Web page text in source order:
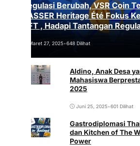
Regulasi Berubah, VSR Coin
VASSER Heritage Été Fokus
NFT , Hadapi Tantangan
Maret 27, 2025•648 Dilihat
Aldino, Anak Desa
Mahasiswa
2025
Juni 25, 2025•601 Dilihat
Gastrodiplomasi
dan Kitchen of The
Power